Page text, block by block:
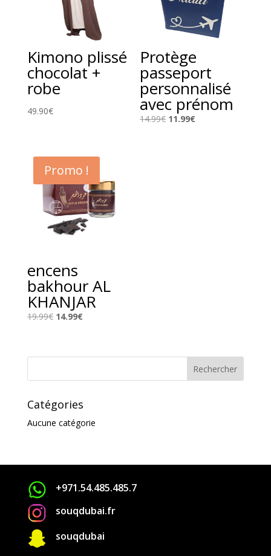
Kimono plissé
chocolat +
robe
49.90€
Protège
passeport
personnalisé
avec prénom
14.99€ Le
11.99€Le
Promo !
encens
bakhour AL
KHANJAR
19.99€ Le
était :
14.99€Le
est :
Catégories
Aucune catégorie
+971.54.485.485.7
souqdubai.fr
 souqdubai